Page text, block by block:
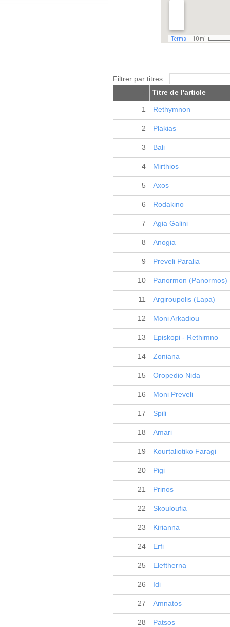
Filtrer par titres
Titre de l'article
1 Rethymnon
2 Plakias
3 Bali
4 Mirthios
5 Axos
6 Rodakino
7 Agia Galini
8 Anogia
9 Preveli Paralia
10 Panormon (Panormos)
11 Argiroupolis (Lapa)
12 Moni Arkadiou
13 Episkopi - Rethimno
14 Zoniana
15 Oropedio Nida
16 Moni Preveli
17 Spili
18 Amari
19 Kourtaliotiko Faragi
20 Pigi
21 Prinos
22 Skouloufia
23 Kirianna
24 Erfi
25 Eleftherna
26 Idi
27 Amnatos
28 Patsos